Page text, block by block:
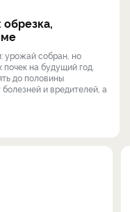
обрезка,
урожай собран, но
почек на будущий год.
до половины
и вредителей, а